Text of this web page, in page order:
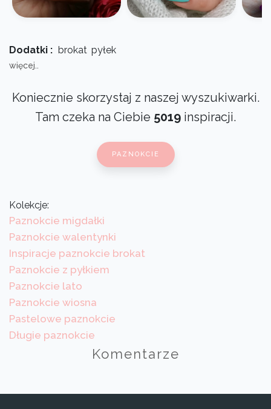
Dodatki : brokat pyłek
więcej..
Koniecznie skorzystaj z naszej wyszukiwarki.
Tam czeka na Ciebie 5019 inspiracji.
PAZNOKCIE
Kolekcje:
Paznokcie migdałki
Paznokcie walentynki
Inspiracje paznokcie brokat
Paznokcie z pyłkiem
Paznokcie lato
Paznokcie wiosna
Pastelowe paznokcie
Długie paznokcie
Komentarze